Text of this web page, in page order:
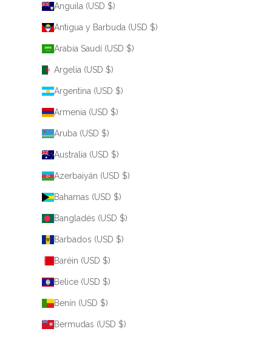
Anguila (USD $)
Antigua y Barbuda (USD $)
Arabia Saudí (USD $)
Argelia (USD $)
Argentina (USD $)
Armenia (USD $)
Aruba (USD $)
Australia (USD $)
Azerbaiyán (USD $)
Bahamas (USD $)
Bangladés (USD $)
Barbados (USD $)
Baréin (USD $)
Belice (USD $)
Benín (USD $)
Bermudas (USD $)